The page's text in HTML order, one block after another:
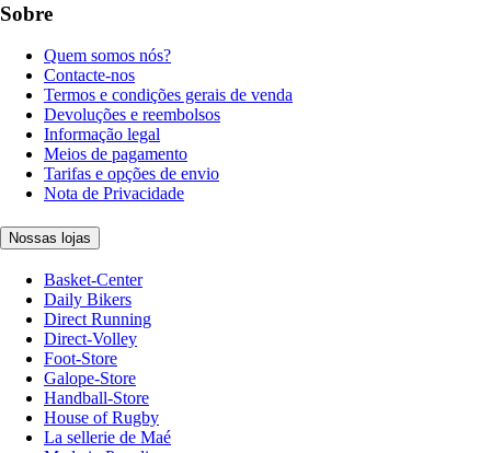
Sobre
Quem somos nós?
Contacte-nos
Termos e condições gerais de venda
Devoluções e reembolsos
Informação legal
Meios de pagamento
Tarifas e opções de envio
Nota de Privacidade
Nossas lojas
Basket-Center
Daily Bikers
Direct Running
Direct-Volley
Foot-Store
Galope-Store
Handball-Store
House of Rugby
La sellerie de Maé